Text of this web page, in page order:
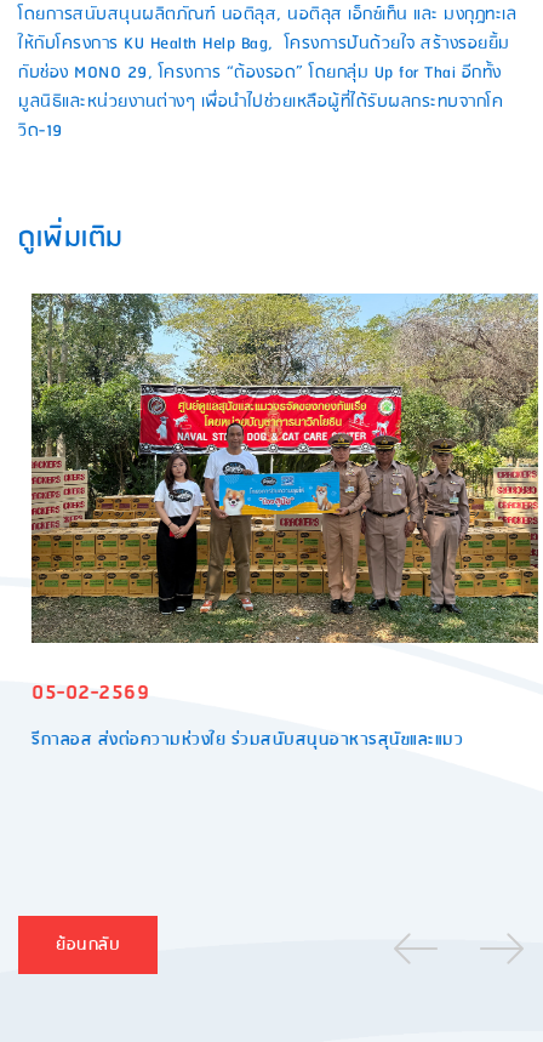
โดยการสนับสนุนผลิตภัณฑ์ นอติลุส, นอติลุส เอ็กซ์เท็น และ มงกุฎทะเล
ให้กับโครงการ KU Health Help Bag, โครงการปันด้วยใจ สร้างรอยยิ้ม
กับช่อง MONO 29, โครงการ “ต้องรอด” โดยกลุ่ม Up for Thai อีกทั้ง
มูลนิธิและหน่วยงานต่างๆ เพื่อนำไปช่วยเหลือผู้ที่ได้รับผลกระทบจากโค
วิด-19
ดูเพิ่มเติม
05-02-2569
รีกาลอส ส่งต่อความห่วงใย ร่วมสนับสนุนอาหารสุนัขและแมว
ย้อนกลับ